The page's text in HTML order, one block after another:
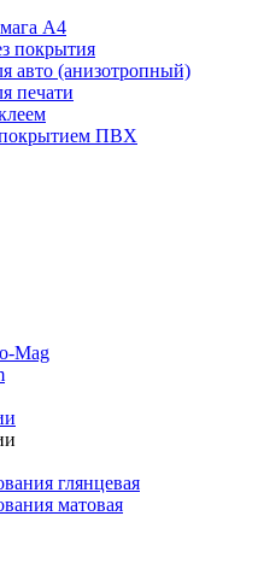
А4
покрытия
авто (анизотропный)
печати
ПВХ
Mag
глянцевая
матовая